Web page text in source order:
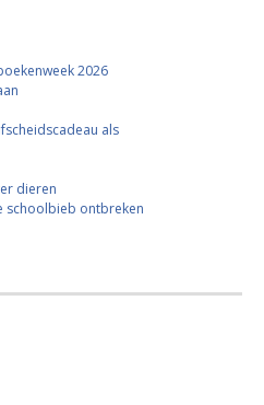
2026
als
dieren
schoolbieb ontbreken